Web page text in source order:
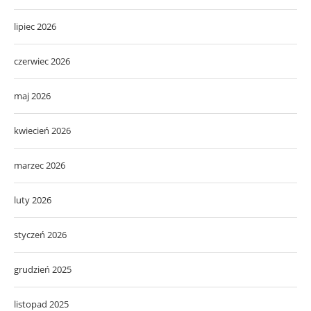
lipiec 2026
czerwiec 2026
maj 2026
kwiecień 2026
marzec 2026
luty 2026
styczeń 2026
grudzień 2025
listopad 2025